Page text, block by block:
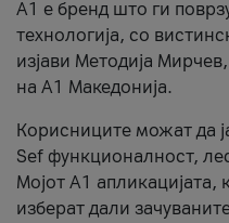
А1 е бренд што ги
технологија, со
изјави Методија
на А1 Македонија.
Корисниците можат да
Sef функционалност,
Мојот А1 апликацијата,
изберат дали